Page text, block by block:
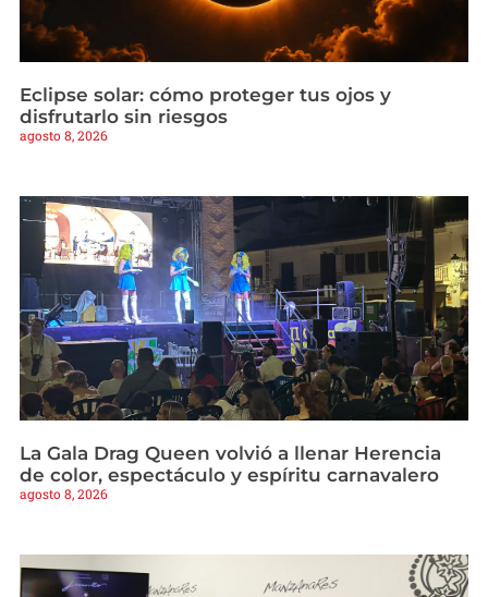
Eclipse solar: cómo proteger tus ojos y
disfrutarlo sin riesgos
agosto 8, 2026
La Gala Drag Queen volvió a llenar Herencia
de color, espectáculo y espíritu carnavalero
agosto 8, 2026